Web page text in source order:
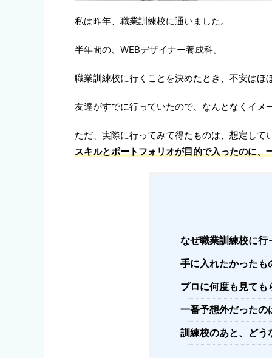
私は昨年、職業訓練校に通いました。
半年間の、WEBデザイナー養成科。
職業訓練校に行くことを決めたとき、不安はほ
友達がすでに行っていたので、なんとなくイメ
ただ、実際に行ってみて得たものは、想定して
スキルとポートフォリオが目的で入ったのに、
なぜ職業訓練校に行
手に入れたかったも
プロに何度も見て
一番予想外だったの
訓練校のあと、どう